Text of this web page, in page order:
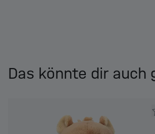
Das könnte dir auch